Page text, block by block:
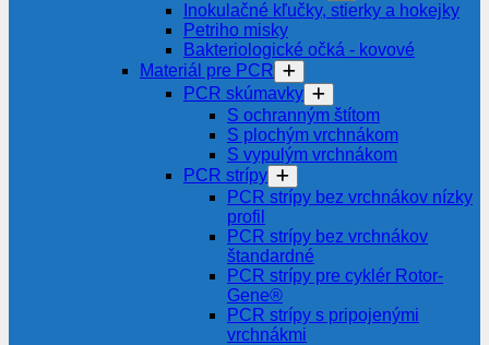
Inokulačné kľučky, stierky a hokejky
Petriho misky
Bakteriologické očká - kovové
Materiál pre PCR
PCR skúmavky
S ochranným štítom
S plochým vrchnákom
S vypulým vrchnákom
PCR strípy
PCR strípy bez vrchnákov nízky
profil
PCR strípy bez vrchnákov
štandardné
PCR strípy pre cyklér Rotor-
Gene®
PCR strípy s pripojenými
vrchnákmi